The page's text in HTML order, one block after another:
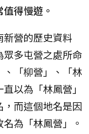
得慢遊。
營的歷史資料
多屯營之處所命
「柳營」、「林
以為「林鳳營」
而這個地名是因
為「林鳳營」。